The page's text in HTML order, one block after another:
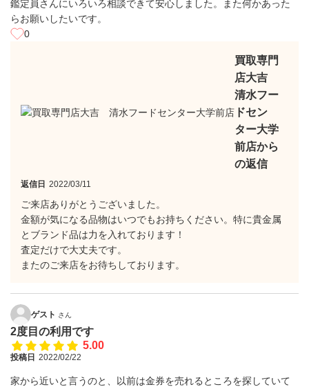
鑑定員さんにいろいろ相談できて安心しました。また何かあった
らお願いしたいです。
0
買取専門
店大吉
清水フー
ドセン
ター大学
前店から
の返信
返信日 2022/03/11
ご来店ありがとうございました。
金額が気になる品物はいつでもお持ちください。特に貴金属
とブランド品は力を入れております！
査定だけで大丈夫です。
またのご来店をお待ちしております。
ゲスト さん
2度目の利用です
5.00
投稿日 2022/02/22
家から近いと言うのと、以前は金券を売れるところを探していて